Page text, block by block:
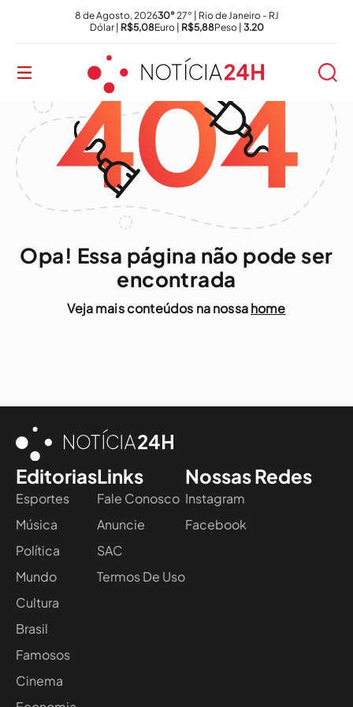
8 de Agosto, 202630°27° | Rio de Janeiro - RJ
Dólar | R$5,08Euro | R$5,88Peso | 3.20
Opa! Essa página não pode ser
encontrada
Veja mais conteúdos na nossahome
Editorias
Esportes
Música
Política
Mundo
Cultura
Brasil
Famosos
Cinema
Links
Fale Conosco
Anuncie
SAC
Termos De Uso
Nossas Redes
Instagram
Facebook